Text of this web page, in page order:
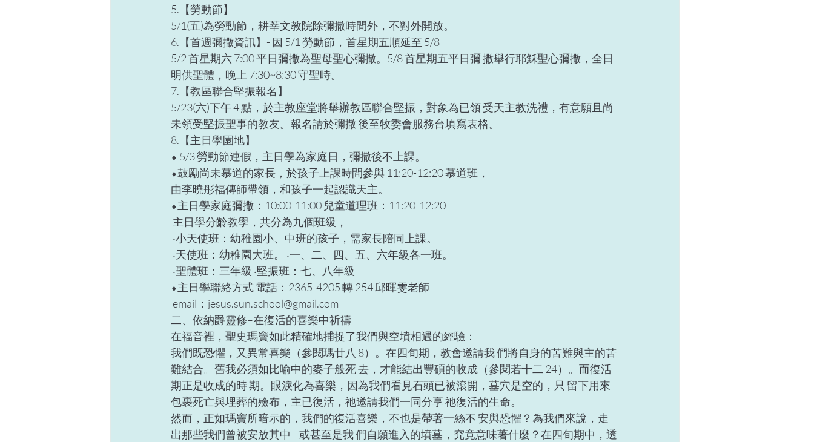
5.【勞動節】
5/1(五)為勞動節，耕莘文教院除彌撒時間外，不對外開放。
6.【首週彌撒資訊】- 因 5/1 勞動節，首星期五順延至 5/8
5/2 首星期六 7:00 平日彌撒為聖母聖心彌撒。5/8 首星期五平日彌 撒舉行耶穌聖心彌撒，全日
明供聖體，晚上 7:30~8:30 守聖時。
7.【教區聯合堅振報名】
5/23(六)下午 4 點，於主教座堂將舉辦教區聯合堅振，對象為已領 受天主教洗禮，有意願且尚
未領受堅振聖事的教友。報名請於彌撒 後至牧委會服務台填寫表格。
8.【主日學園地】
⬧ 5/3 勞動節連假，主日學為家庭日，彌撒後不上課。
⬧鼓勵尚未慕道的家長，於孩子上課時間參與 11:20-12:20 慕道班，
由李曉彤福傳師帶領，和孩子一起認識天主。
⬧主日學家庭彌撒：10:00-11:00 兒童道理班：11:20-12:20
主日學分齡教學，共分為九個班級，
‧小天使班：幼稚園小、中班的孩子，需家長陪同上課。
‧天使班：幼稚園大班。 ‧一、二、四、五、六年級各一班。
‧聖體班：三年級 ‧堅振班：七、八年級
⬧主日學聯絡方式 電話：2365-4205 轉 254 邱暉雯老師
email：jesus.sun.school@gmail.com
二、依納爵靈修–在復活的喜樂中祈禱
在福音裡，聖史瑪竇如此精確地捕捉了我們與空墳相遇的經驗：
我們既恐懼，又異常喜樂（參閱瑪廿八 8）。在四旬期，教會邀請我 們將自身的苦難與主的苦
難結合。舊我必須如比喻中的麥子般死 去，才能結出豐碩的收成（參閱若十二 24）。而復活
期正是收成的時 期。眼淚化為喜樂，因為我們看見石頭已被滾開，墓穴是空的，只 留下用來
包裹死亡與埋葬的殮布，主已復活，祂邀請我們一同分享 祂復活的生命。
然而，正如瑪竇所暗示的，我們的復活喜樂，不也是帶著一絲不 安與恐懼？為我們來說，走
出那些我們曾被安放其中—或甚至是我 們自願進入的墳墓，究竟意味著什麼？在四旬期中，透